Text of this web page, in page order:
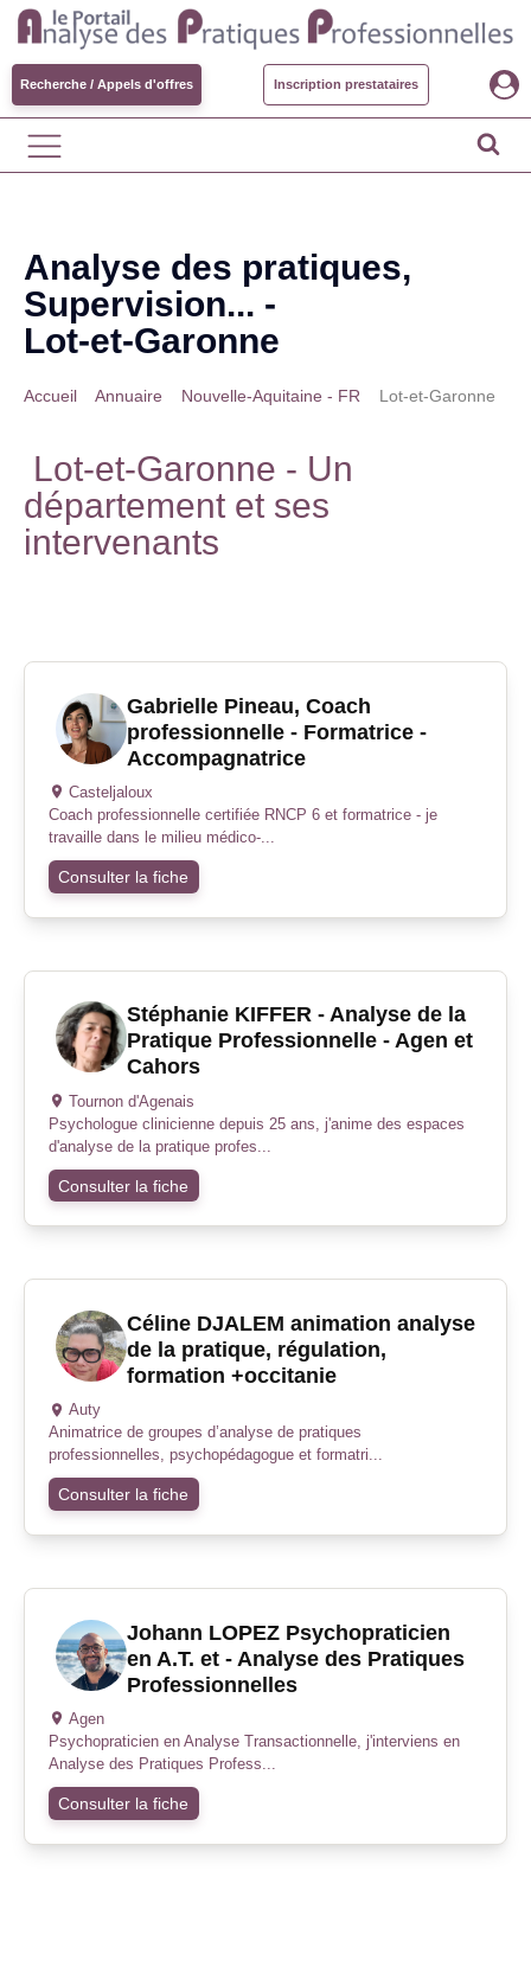
Recherche / Appels d'offres Inscription prestataires
Analyse des pratiques,
Supervision... -
Lot-et-Garonne
Accueil Annuaire Nouvelle-Aquitaine - FR Lot-et-Garonne
Lot-et-Garonne - Un
département et ses
intervenants
Gabrielle Pineau, Coach
professionnelle - Formatrice -
Accompagnatrice
Casteljaloux
Coach professionnelle certifiée RNCP 6 et formatrice - je
travaille dans le milieu médico-...
Consulter la fiche
Stéphanie KIFFER - Analyse de la
Pratique Professionnelle - Agen et
Cahors
Tournon d'Agenais
Psychologue clinicienne depuis 25 ans, j'anime des espaces
d'analyse de la pratique profes...
Consulter la fiche
Céline DJALEM animation analyse
de la pratique, régulation,
formation +occitanie
Auty
Animatrice de groupes d’analyse de pratiques
professionnelles, psychopédagogue et formatri...
Consulter la fiche
Johann LOPEZ Psychopraticien
en A.T. et - Analyse des Pratiques
Professionnelles
Agen
Psychopraticien en Analyse Transactionnelle, j'interviens en
Analyse des Pratiques Profess...
Consulter la fiche